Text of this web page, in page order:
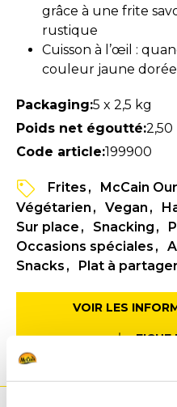
grâce à une frite
rustique
Cuisson à l’œil :
couleur jaune
Packaging:5 x 2,5 kg
Poids net égoutté:2,50
Code article:199900
Frites
McCain
Végétarien
Vegan
Sur place
Snacking
Occasions spéciales
Snacks
Plat à partager
VOIR LES
FICHE